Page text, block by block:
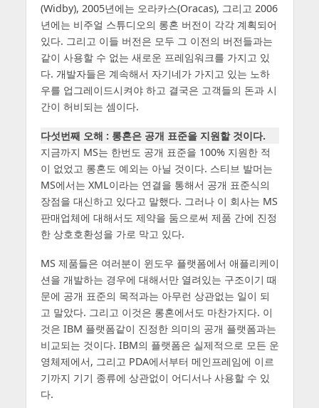
(Widby), 2005년에는 오라카스(Oracas), 그리고 2006
년에는 비주얼 스튜디오의 롱혼 버전이 각각 계획되어
있다. 그리고 이들 버전은 모두 그 이전의 버전들과는
같이 사용할 수 없는 새로운 프레임워크를 가지고 있
다. 개발자들은 계속해서 자기네가 가지고 있는 노하
우를 업그레이드시켜야 하고 결국은 고객들의 돈과 시
간이 허비되는 셈이다.
다섯번째 오해 : 롱혼은 공개 표준을 지원할 것이다.
지금까지 MS는 한번도 공개 표준을 100% 지원한 적
이 없었고 롱혼도 예외는 아닐 것이다. 스티브 발머는
MS에서는 XML이라는 연결을 통해서 공개 표준식의
장점을 대신하고 있다고 말했다. 그러나 이 회사는 MS
판매업체에 대해서도 제약을 둠으로써 제품 간에 진정
한 상호호환성을 가로 막고 있다.
MS 제품들은 여러분이 윈도우 플랫폼에서 애플리케이
션을 개발하는 경우에 대해서만 열려있는 구조이기 때
문에 공개 표준의 목적과는 아무런 상관없는 일이 되
고 말았다. 그리고 이것은 롱혼에서도 마찬가지다. 이
것은 IBM 플랫폼같이 진정한 의미의 공개 플랫폼과는
비교되는 것이다. IBM의 플랫폼은 실제적으로 모든 운
영체제에서, 그리고 PDA에서부터 메인프레임에 이르
기까지 기기 종류에 상관없이 어디서나 사용할 수 있
다.